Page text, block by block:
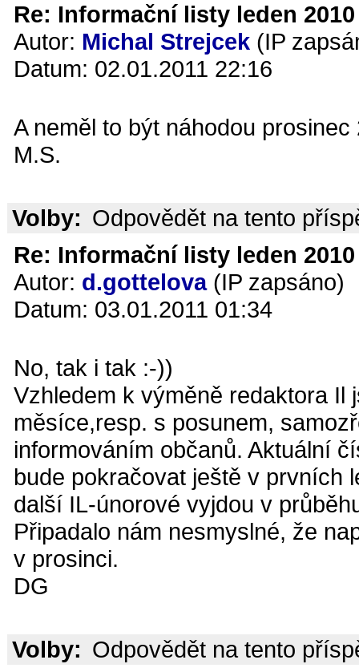
Re: Informační listy leden
Autor: Michal Strejcek (IP
Datum: 02.01.2011 22:16
A neměl to být náhodou prosinec
M.S.
Volby: Odpovědět na tento
Re: Informační listy leden
Autor: d.gottelova(IP zapsáno)
Datum: 03.01.2011 01:34
No, tak i tak :-))
Vzhledem k výměně redaktora Il
měsíce,resp. s posunem,
informováním občanů. Aktuální
bude pokračovat ještě v prvních
další IL-únorové vyjdou v
Připadalo nám nesmyslné, že
v prosinci.
DG
Volby: Odpovědět na tento